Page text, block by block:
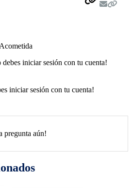
iniciar sesión con tu cuenta!
iniciar sesión con tu cuenta!
pregunta aún!